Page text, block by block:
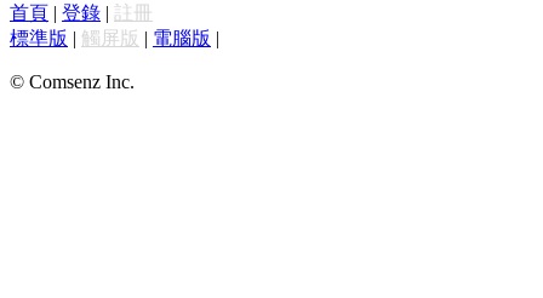
首頁 | 登錄 | 註冊
標準版 | 觸屏版 | 電腦版 |
© Comsenz Inc.